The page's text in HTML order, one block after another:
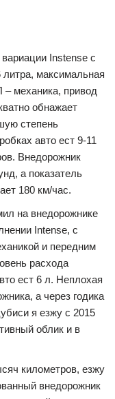
Instense с
максимальная
механика, привод
обнажает
степень
авто ест 9-11
Внедорожник
а показатель
180 км/час.
на внедорожнике
Intense, с
и передним
расхода
ест 6 л. Неплохая
а через годика
я езжу с 2015
облик и в
километров, езжу
внедорожник